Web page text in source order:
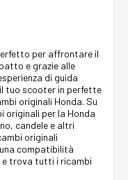
per affrontare il
e grazie alle
di guida
tuo scooter in perfette
originali Honda. Su
originali per la Honda
candele e altri
originali
compatibilità
e trova tutti i ricambi